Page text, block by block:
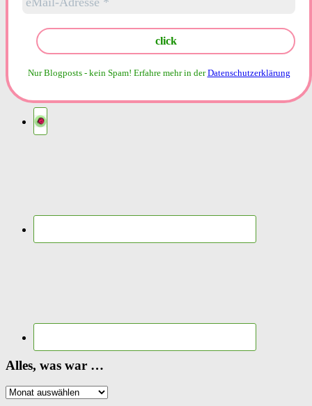
Nur Blogposts - kein Spam! Erfahre mehr in derDatenschutzerklärung
Alles, was war …
Alles,